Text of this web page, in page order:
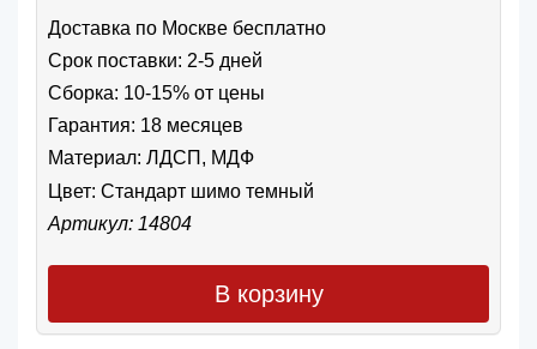
Доставка по Москве бесплатно
Срок поставки: 2-5 дней
Сборка: 10-15% от цены
Гарантия: 18 месяцев
Материал: ЛДСП, МДФ
Цвет: Стандарт шимо темный
Артикул: 14804
В корзину